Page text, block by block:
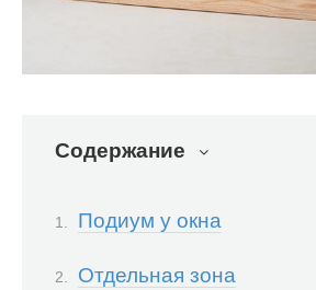
Содержание
Подиум у окна
Отдельная зона